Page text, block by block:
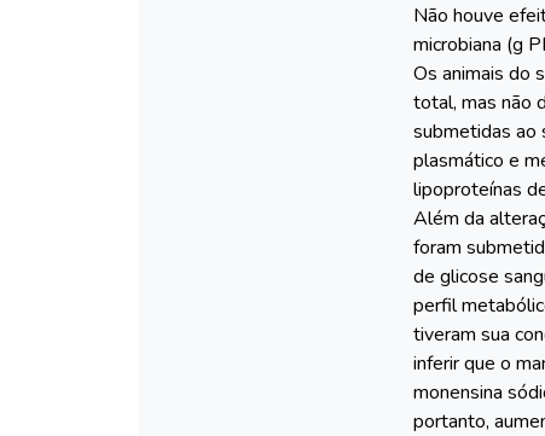
Não houve
microbiana (g
Os animais do
total, mas não
submetidas ao
plasmático e
lipoproteínas
Além da
foram
de glicose
perfil
tiveram sua
inferir que o
monensina
portanto,